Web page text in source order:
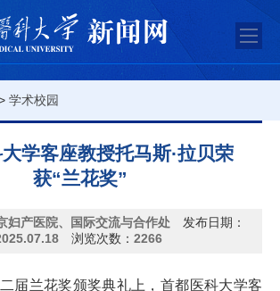
学术校园
学客座教授托马斯·拉贝荣
获“兰花奖”
妇产医院、国际交流与合作处
发布日期：
浏览次数： 2266
届兰花奖颁奖典礼上，首都医科大学客